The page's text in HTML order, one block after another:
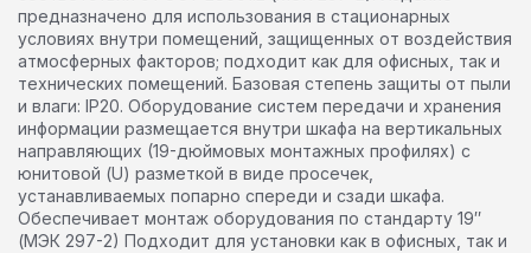
предназначено для использования в стационарных
условиях внутри помещений, защищенных от воздействия
атмосферных факторов; подходит как для офисных, так и
технических помещений. Базовая степень защиты от пыли
и влаги: IP20. Оборудование систем передачи и хранения
информации размещается внутри шкафа на вертикальных
направляющих (19-дюймовых монтажных профилях) с
юнитовой (U) разметкой в виде просечек,
устанавливаемых попарно спереди и сзади шкафа.
Обеспечивает монтаж оборудования по стандарту 19″
(МЭК 297-2) Подходит для установки как в офисных, так и